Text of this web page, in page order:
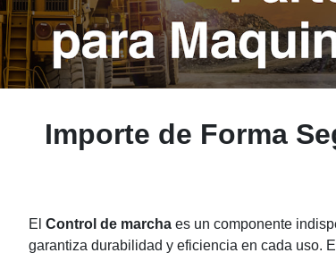
Importe de Forma
El Control de marcha es un componente
garantiza durabilidad y eficiencia en cada uso.